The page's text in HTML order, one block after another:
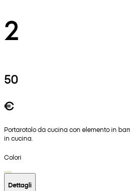
2
50
€
Portarotolo da cucina con elemento in
in cucina.
Colori
Dettagli